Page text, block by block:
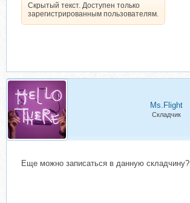
Скрытый текст. Доступен только
зарегистрированным пользователям.
Ms.Flight
Складчик
Еще можно записаться в данную складчину?